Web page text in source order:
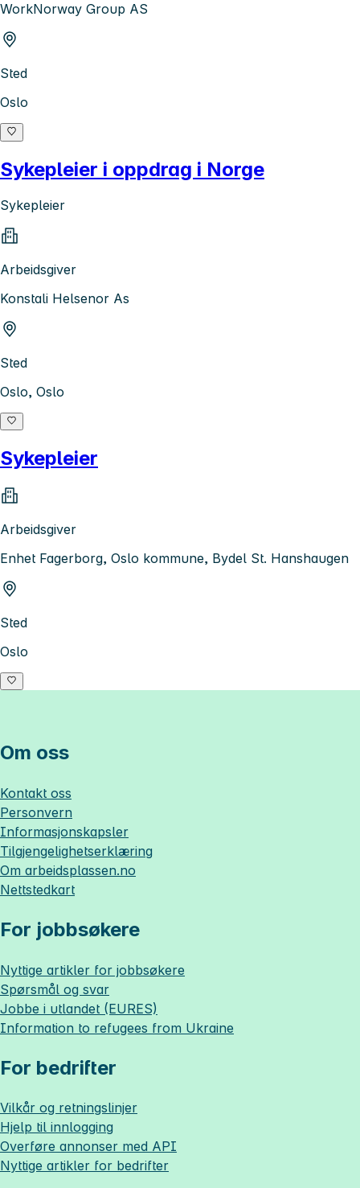
WorkNorway Group AS
Sted
Oslo
Sykepleier i oppdrag i Norge
Sykepleier
Arbeidsgiver
Konstali Helsenor As
Sted
Oslo, Oslo
Sykepleier
Arbeidsgiver
Enhet Fagerborg, Oslo kommune, Bydel St. Hanshaugen
Sted
Oslo
Om oss
Kontakt oss
Personvern
Informasjonskapsler
Tilgjengelighetserklæring
Om arbeidsplassen.no
Nettstedkart
For jobbsøkere
Nyttige artikler for jobbsøkere
Spørsmål og svar
Jobbe i utlandet (EURES)
Information to refugees from Ukraine
For bedrifter
Vilkår og retningslinjer
Hjelp til innlogging
Overføre annonser med API
Nyttige artikler for bedrifter